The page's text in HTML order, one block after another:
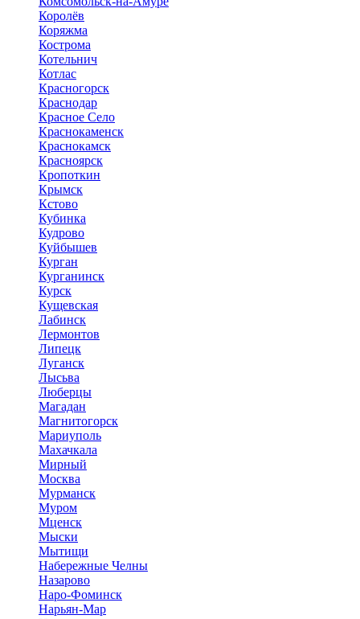
Королёв
Коряжма
Кострома
Котельнич
Котлас
Красногорск
Краснодар
Красное Село
Краснокаменск
Краснокамск
Красноярск
Кропоткин
Крымск
Кстово
Кубинка
Кудрово
Куйбышев
Курган
Курганинск
Курск
Кущевская
Лабинск
Лермонтов
Липецк
Луганск
Лысьва
Люберцы
Магадан
Магнитогорск
Мариуполь
Махачкала
Мирный
Москва
Мурманск
Муром
Мценск
Мыски
Мытищи
Набережные Челны
Назарово
Наро-Фоминск
Нарьян-Мар